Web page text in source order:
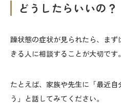
どうしたらいいの？
躁状態の症状が見られたら、ま
きる人に相談することが大切です。
たとえば、家族や先生に「最近
う」と話してみてください。